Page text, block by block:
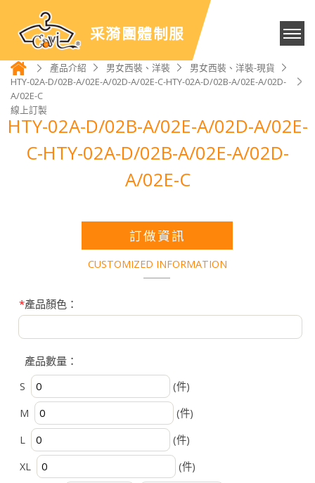
采漪團體制服
產品介紹 男女西裝、洋裝
男女西裝、洋裝-現貨
HTY-02A-D/02B-A/02E-A/02D-A/02E-C-HTY-02A-D/02B-A/02E-A/02D-
A/02E-C
線上訂製
HTY-02A-D/02B-A/02E-A/02D-A/02E-
C-HTY-02A-D/02B-A/02E-A/02D-
A/02E-C
訂做資訊
CUSTOMIZED INFORMATION
*產品顏色：
產品數量：
S
(件)
M
(件)
L
(件)
XL
(件)